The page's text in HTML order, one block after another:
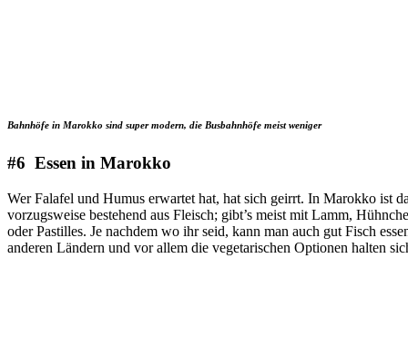
Bahnhöfe in Marokko sind super modern, die Busbahnhöfe meist weniger
#6 Essen in Marokko
Wer Falafel und Humus erwartet hat, hat sich geirrt. In Marokko ist
vorzugsweise bestehend aus Fleisch; gibt’s meist mit Lamm,
oder Pastilles. Je nachdem wo ihr seid, kann man auch gut Fisch
anderen Ländern und vor allem die vegetarischen Optionen halten